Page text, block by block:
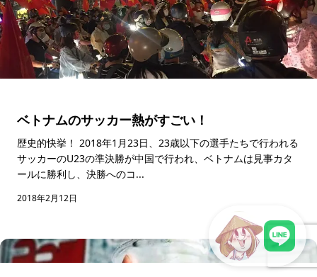
ベトナムのサッカー熱がすごい！
歴史的快挙！ 2018年1月23日、23歳以下の選手たちで行われる
サッカーのU23の準決勝が中国で行われ、ベトナムは見事カタ
ールに勝利し、決勝へのコ...
2018年2月12日